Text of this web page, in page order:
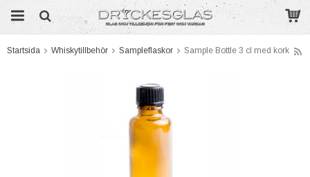
Startsida Whiskytillbehör Sampleflaskor Sample Bottle 3 cl med kork